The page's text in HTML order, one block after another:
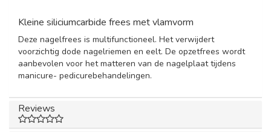
Kleine siliciumcarbide frees met vlamvorm
Deze nagelfrees is multifunctioneel. Het verwijdert
voorzichtig dode nagelriemen en eelt. De opzetfrees wordt
aanbevolen voor het matteren van de nagelplaat tijdens
manicure- pedicurebehandelingen.
Reviews